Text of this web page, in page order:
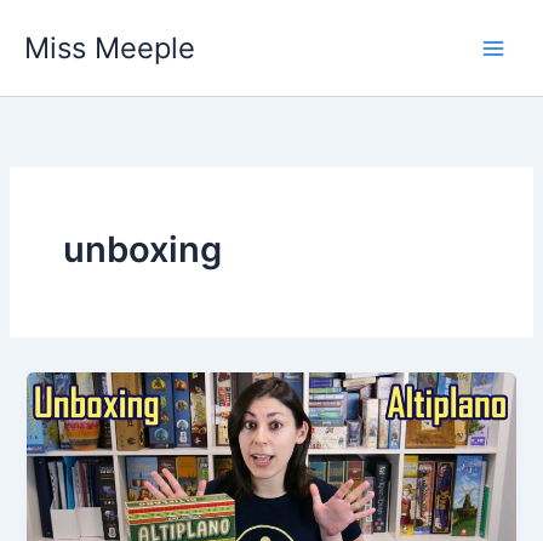
Miss Meeple
unboxing